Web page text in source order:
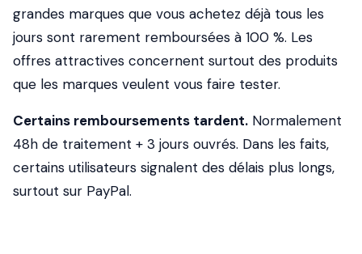
grandes marques que vous achetez déjà tous les
jours sont rarement remboursées à 100 %. Les
offres attractives concernent surtout des produits
que les marques veulent vous faire tester.
Certains remboursements tardent. Normalement
48h de traitement + 3 jours ouvrés. Dans les faits,
certains utilisateurs signalent des délais plus longs,
surtout sur PayPal.